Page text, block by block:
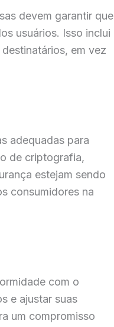
devem garantir que
usuários. Isso inclui
em vez
adequadas para
de criptografia,
estejam sendo
consumidores na
com o
e ajustar suas
um compromisso